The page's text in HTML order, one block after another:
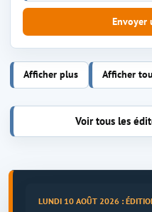
Envoyer
Afficher plus Afficher
Voir tous les
LUNDI 10 AOÛT 2026 :